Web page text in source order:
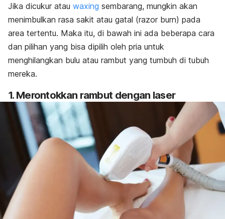
Jika dicukur atau waxing sembarang, mungkin akan
menimbulkan rasa sakit atau gatal (razor burn) pada
area tertentu. Maka itu, di bawah ini ada beberapa cara
dan pilihan yang bisa dipilih oleh pria untuk
menghilangkan bulu atau rambut yang tumbuh di tubuh
mereka.
1. Merontokkan rambut dengan laser